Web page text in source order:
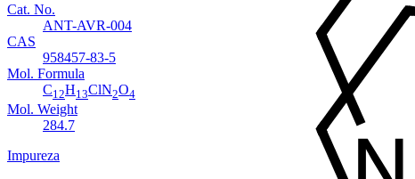
Cat. No.
ANT-AVR-004
CAS
958457-83-5
Mol. Formula
C12H13ClN2O4
Mol. Weight
284.7
Impureza